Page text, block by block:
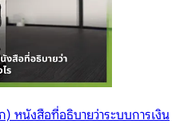
หนังสือที่อธิบายว่าระบบการเงิน